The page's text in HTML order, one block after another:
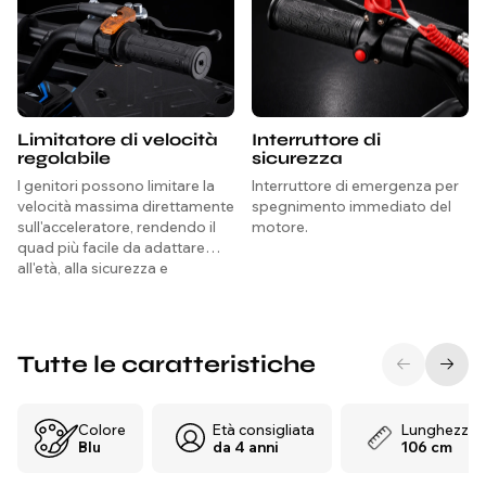
Limitatore di velocità
regolabile
I genitori possono limitare la
velocità massima direttamente
sull'acceleratore, rendendo il
quad più facile da adattare
all'età, alla sicurezza e
Interruttore di
sicurezza
Interruttore di emergenza per
spegnimento immediato del
motore.
Tutte le caratteristiche
Colore
Blu
Età consigliata
da 4 anni
Lunghezza
106 cm